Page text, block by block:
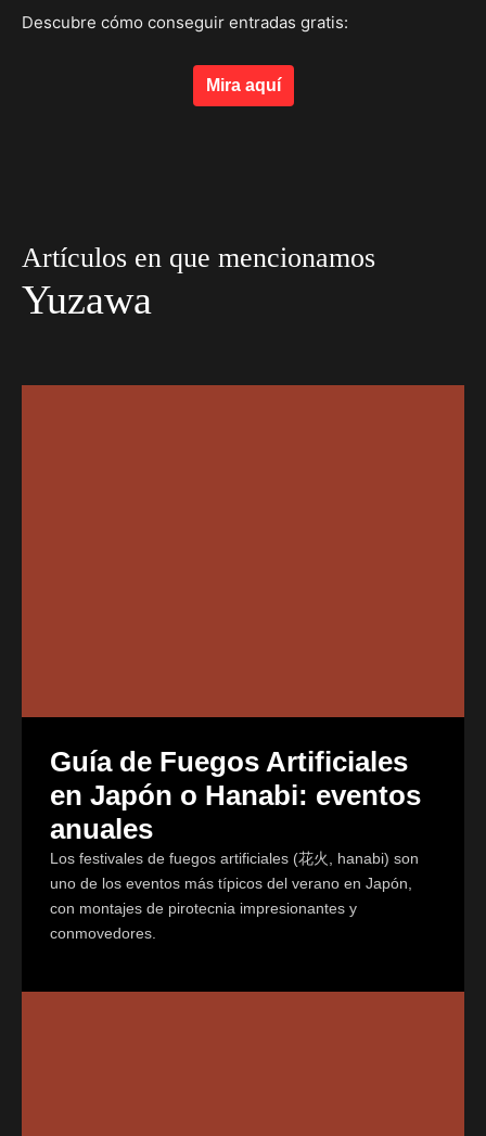
Descubre cómo conseguir entradas gratis:
Mira aquí
Artículos en que mencionamos
Yuzawa
Guía de Fuegos Artificiales
en Japón o Hanabi: eventos
anuales
Los festivales de fuegos artificiales (花火, hanabi) son
uno de los eventos más típicos del verano en Japón,
con montajes de pirotecnia impresionantes y
conmovedores.